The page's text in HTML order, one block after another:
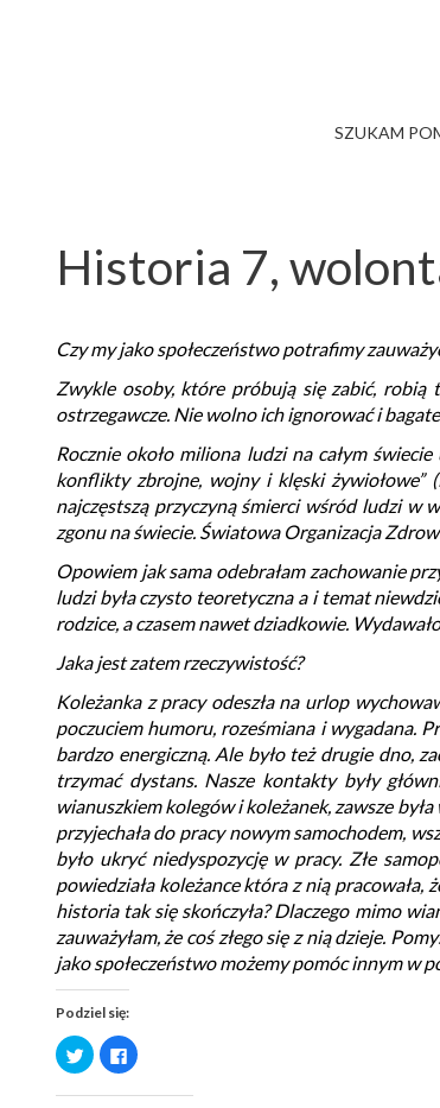
SZUKAM
Historia 7,
Czy my jako społeczeństwo potrafimy
Zwykle osoby, które próbują się zabić, robią
ostrzegawcze. Nie wolno ich ignorować i
Rocznie około miliona ludzi na całym
konflikty zbrojne, wojny i klęski żywiołowe”
najczęstszą przyczyną śmierci wśród ludzi w
zgonu na świecie. Światowa Organizacja
Opowiem jak sama odebrałam zachowanie
ludzi była czysto teoretyczna a i temat
rodzice, a czasem nawet dziadkowie.
Jaka jest zatem rzeczywistość?
Koleżanka z pracy odeszła na urlop
poczuciem humoru, roześmiana i wygadana.
bardzo energiczną. Ale było też drugie dno,
trzymać dystans. Nasze kontakty były
wianuszkiem kolegów i koleżanek, zawsze
przyjechała do pracy nowym samochodem,
było ukryć niedyspozycję w pracy. Złe
powiedziała koleżance która z nią
historia tak się skończyła? Dlaczego mimo
zauważyłam, że coś złego się z nią dzieje.
jako społeczeństwo możemy pomóc innym w
Podziel się:
Udostępnij
na
Twitterze(Otwiera
się
Kliknij,
aby
na